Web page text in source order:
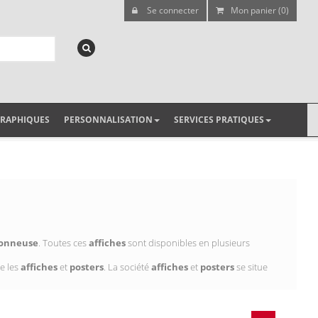
Se connecter Mon panier (0)
PERSONNALISATION SERVICES PRATIQUES
. Toutes cesaffichessont disponibles en plusieurs
lesafficheset posters. La sociétéafficheset postersse situe